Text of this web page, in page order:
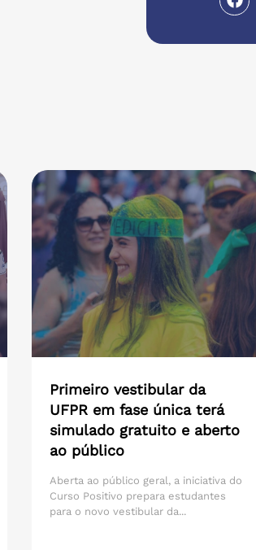
Primeiro vestibular da
UFPR em fase única terá
simulado gratuito e aberto
ao público
Aberta ao público geral, a iniciativa do
Curso Positivo prepara estudantes
para o novo vestibular da...